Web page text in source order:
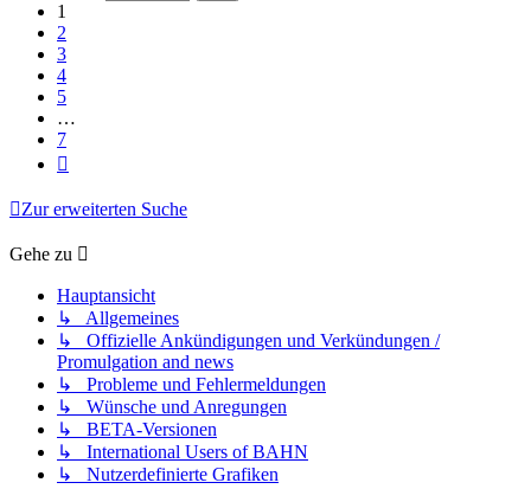
1
2
3
4
5
…
7
Zur erweiterten Suche
Gehe zu
Hauptansicht
↳ Allgemeines
↳ Offizielle Ankündigungen und Verkündungen /
Promulgation and news
↳ Probleme und Fehlermeldungen
↳ Wünsche und Anregungen
↳ BETA-Versionen
↳ International Users of BAHN
↳ Nutzerdefinierte Grafiken